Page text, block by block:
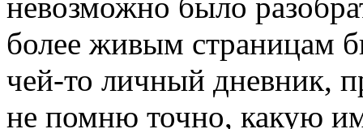
более живым страницам
чей-то личный дневник,
не помню точно, какую